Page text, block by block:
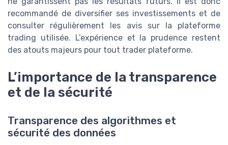
recommandé de diversifier ses investissements et de
consulter régulièrement les avis sur la plateforme
trading utilisée. L’expérience et la prudence restent
des atouts majeurs pour tout trader plateforme.
L’importance de la transparence
et de la sécurité
Transparence des algorithmes et
sécurité des données